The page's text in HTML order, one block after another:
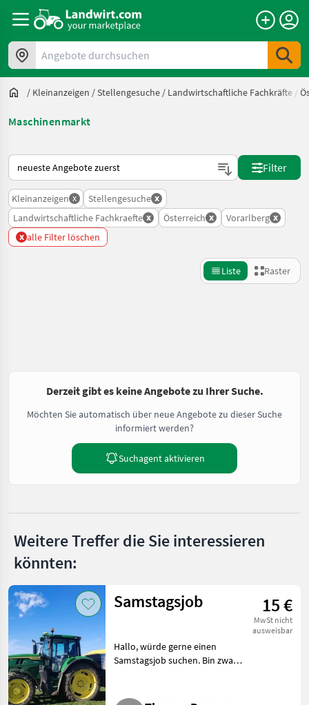
Angebote durchsuchen
/ Kleinanzeigen /Stellengesuche / Landwirtschaftliche Fachkräfte /
Maschinenmarkt
So wird auf Landwirt.com sortiert
Filter
Kleinanzeigen x Stellengesuche x
Landwirtschaftliche Fachkraefte x Österreich x Vorarlberg x
x alle Filter löschen
Liste Raster
Derzeit gibt es keine Angebote zu Ihrer Suche.
Möchten Sie automatisch über neue Angebote zu dieser Suche
informiert werden?
Suchagent aktivieren
Weitere Treffer die Sie interessieren
könnten:
Samstagsjob 15 €
MwSt nicht
ausweisbar
Hallo, würde gerne einen
Samstagsjob suchen. Bin zwar
noch einen Job für Samstag